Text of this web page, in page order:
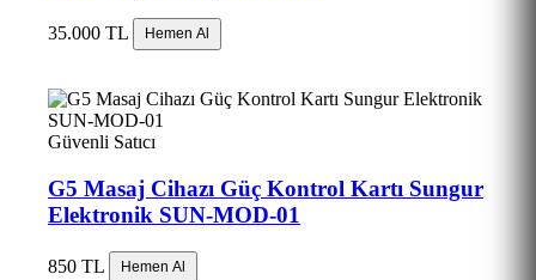
35.000 TL Hemen Al
Güvenli Satıcı
G5 Masaj Cihazı Güç Kontrol Kartı Sungur
Elektronik SUN-MOD-01
850 TL Hemen Al